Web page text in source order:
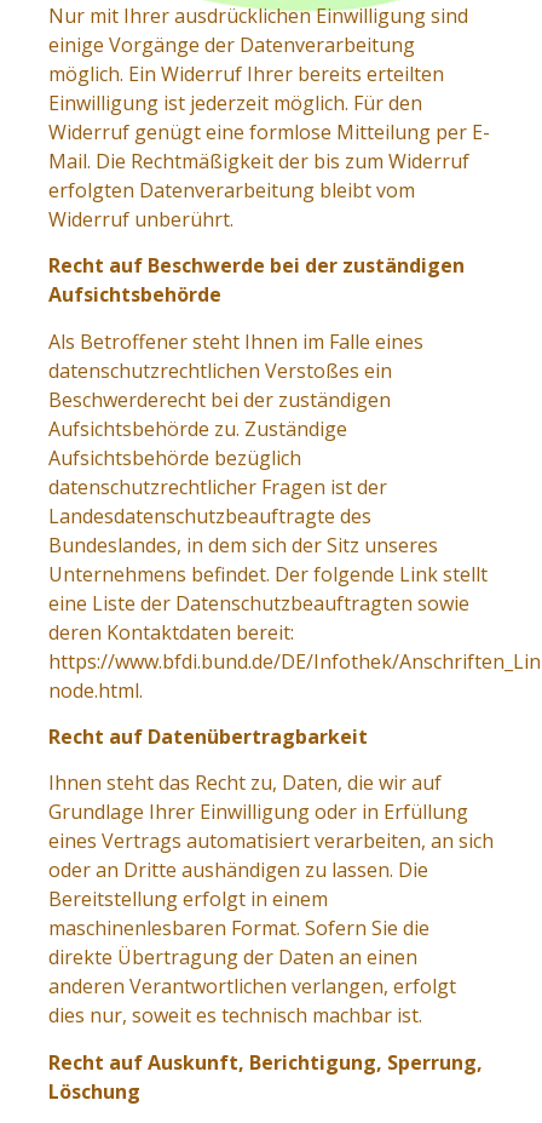
Nur mit Ihrer ausdrücklichen Einwilligung sind
einige Vorgänge der Datenverarbeitung
möglich. Ein Widerruf Ihrer bereits erteilten
Einwilligung ist jederzeit möglich. Für den
Widerruf genügt eine formlose Mitteilung per E-
Mail. Die Rechtmäßigkeit der bis zum Widerruf
erfolgten Datenverarbeitung bleibt vom
Widerruf unberührt.
Recht auf Beschwerde bei der zuständigen
Aufsichtsbehörde
Als Betroffener steht Ihnen im Falle eines
datenschutzrechtlichen Verstoßes ein
Beschwerderecht bei der zuständigen
Aufsichtsbehörde zu. Zuständige
Aufsichtsbehörde bezüglich
datenschutzrechtlicher Fragen ist der
Landesdatenschutzbeauftragte des
Bundeslandes, in dem sich der Sitz unseres
Unternehmens befindet. Der folgende Link stellt
eine Liste der Datenschutzbeauftragten sowie
deren Kontaktdaten bereit:
https://www.bfdi.bund.de/DE/Infothek/
node.html.
Recht auf Datenübertragbarkeit
Ihnen steht das Recht zu, Daten, die wir auf
Grundlage Ihrer Einwilligung oder in Erfüllung
eines Vertrags automatisiert verarbeiten, an sich
oder an Dritte aushändigen zu lassen. Die
Bereitstellung erfolgt in einem
maschinenlesbaren Format. Sofern Sie die
direkte Übertragung der Daten an einen
anderen Verantwortlichen verlangen, erfolgt
dies nur, soweit es technisch machbar ist.
Recht auf Auskunft, Berichtigung, Sperrung,
Löschung